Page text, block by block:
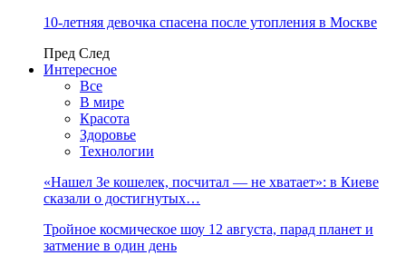
10-летняя девочка спасена после утопления в Москве
Пред След
Интересное
Все
В мире
Красота
Здоровье
Технологии
«Нашел Зе кошелек, посчитал — не хватает»: в Киеве
сказали о достигнутых…
Тройное космическое шоу 12 августа, парад планет и
затмение в один день